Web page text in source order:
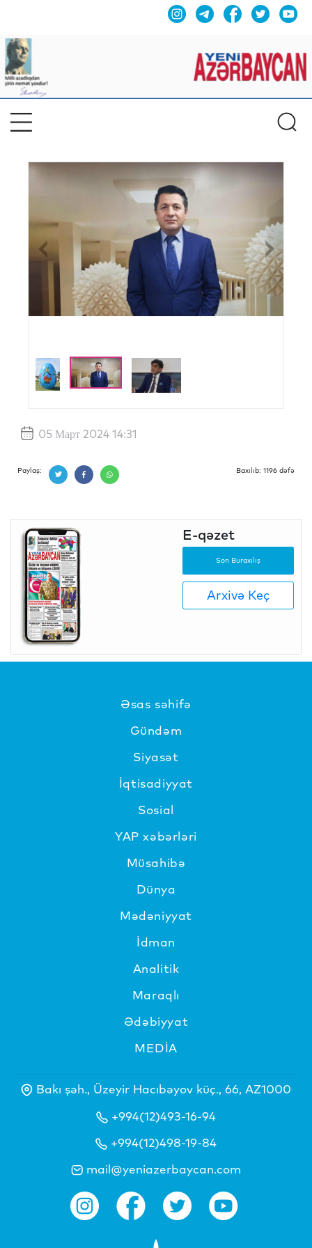
Previous
05 Март 2024 14:31
Paylaş: Baxılıb: 1196 dəfə
E-qəzet
Son Buraxılış
Arxivə Keç
Əsas səhifə
Gündəm
Siyasət
İqtisadiyyat
Sosial
YAP xəbərləri
Müsahibə
Dünya
Mədəniyyat
İdman
Analitik
Maraqlı
Ədəbiyyat
MEDİA
Bakı şəh., Üzeyir Hacıbəyov küç., 66, AZ1000
+994(12)493-16-94
+994(12)498-19-84
mail@yeniazerbaycan.com